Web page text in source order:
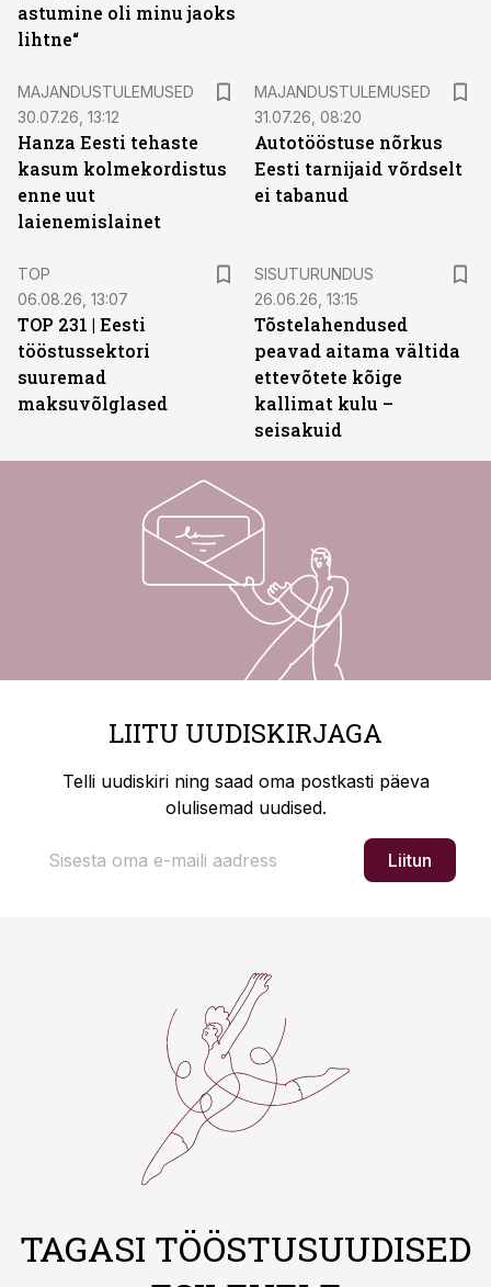
astumine oli minu jaoks
lihtne“
MAJANDUSTULEMUSED
30.07.26, 13:12
Hanza Eesti tehaste
kasum kolmekordistus
enne uut
laienemislainet
MAJANDUSTULEMUSED
31.07.26, 08:20
Autotööstuse nõrkus
Eesti tarnijaid võrdselt
ei tabanud
TOP
06.08.26, 13:07
TOP 231 | Eesti
tööstussektori
suuremad
maksuvõlglased
SISUTURUNDUS
26.06.26, 13:15
Tõstelahendused
peavad aitama vältida
ettevõtete kõige
kallimat kulu –
seisakuid
LIITU UUDISKIRJAGA
Telli uudiskiri ning saad oma postkasti päeva
olulisemad uudised.
Liitun
TAGASI TÖÖSTUSUUDISED